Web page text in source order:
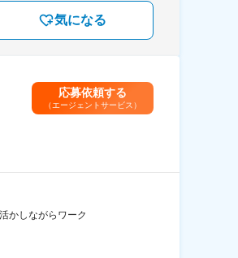
気になる
応募依頼する
（エージェントサービス）
かしながらワーク